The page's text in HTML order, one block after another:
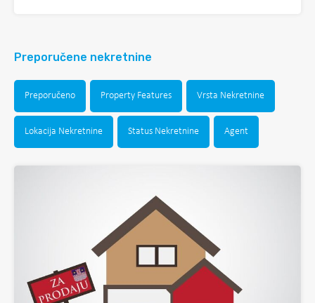
Preporučene nekretnine
Preporučeno Property Features Vrsta Nekretnine
Lokacija Nekretnine Status Nekretnine Agent